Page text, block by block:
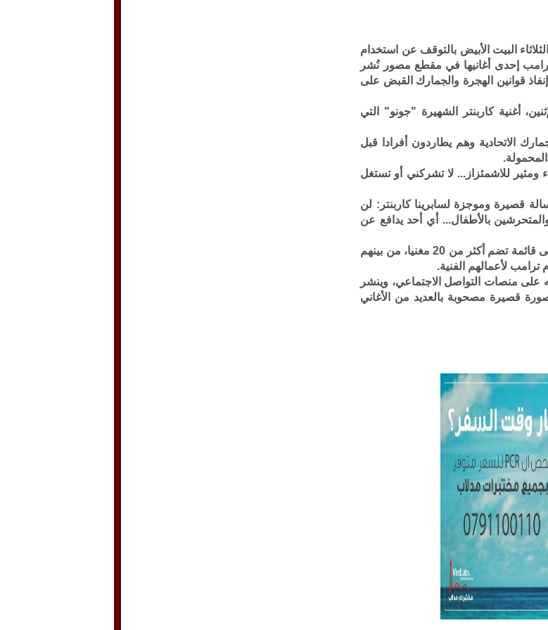
البيت الأبيض بالتوقف عن استخدام
ترامب إحدى أغانيها في مقطع مصور نُشر
قوانين الهجرة والجمارك القبض على
أغنية كاربنتر الشهيرة "جونو" التي
الاتحادية وهم يطاردون أفرادا قبل
سيء ومثير للاشمئزاز... لا تشركني أو تستغل
قصيرة وموجزة لسابرينا كاربنتر: لن
بالأطفال... أي أحد يدافع عن
وانضمت كاربنتر، المغنية الحائز على جائزة "غرامي"، بذلك إلى قائمة تضم أكثر من 20 مغنيا، من بينهم
لأعمالهم الفنية.
على منصات التواصل الاجتماعي، وينشر
قصيرة مصحوبة بالعديد من الأغاني